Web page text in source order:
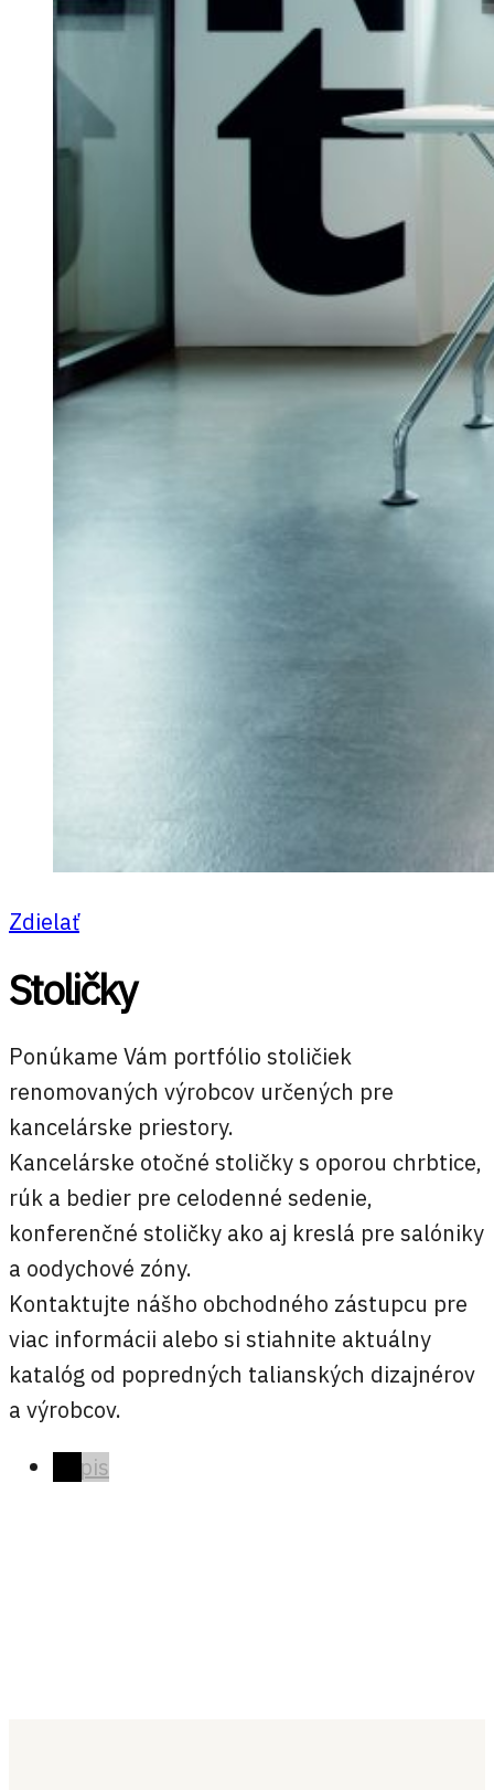
Zdielať
Stoličky
Ponúkame Vám portfólio stoličiek
renomovaných výrobcov určených pre
kancelárske priestory.
Kancelárske otočné stoličky s oporou chrbtice,
rúk a bedier pre celodenné sedenie,
konferenčné stoličky ako aj kreslá pre salóniky
a oodychové zóny.
Kontaktujte nášho obchodného zástupcu pre
viac informácii alebo si stiahnite aktuálny
katalóg od popredných talianských dizajnérov
a výrobcov.
Popis